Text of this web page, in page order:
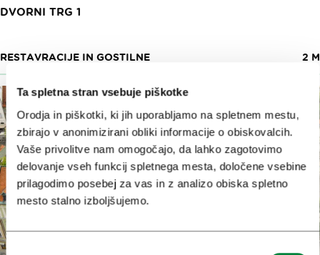
Ta spletna stran vsebuje piškotke
Orodja in piškotki, ki jih uporabljamo na spletnem mestu,
zbirajo v anonimizirani obliki informacije o obiskovalcih.
Vaše privolitve nam omogočajo, da lahko zagotovimo
delovanje vseh funkcij spletnega mesta, določene vsebine
prilagodimo posebej za vas in z analizo obiska spletno
mesto stalno izboljšujemo.
Izbira
DVORNI TRG 1
RESTAVRACIJE IN GOSTILNE 2 M